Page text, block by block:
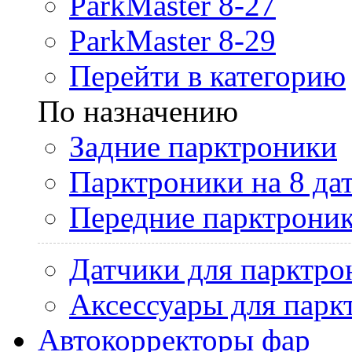
ParkMaster 8-29
Перейти в категорию
По назначению
Задние парктроники
Парктроники на 8
Передние
Датчики для
Аксессуары для
Автокорректоры фар